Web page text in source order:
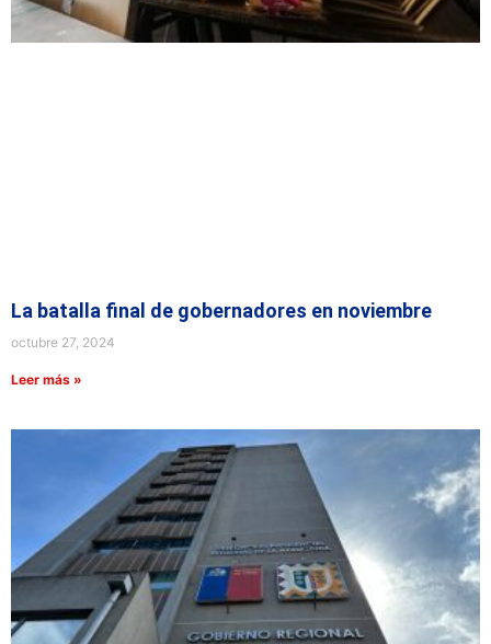
La batalla final de gobernadores en noviembre
octubre 27, 2024
Leer más »